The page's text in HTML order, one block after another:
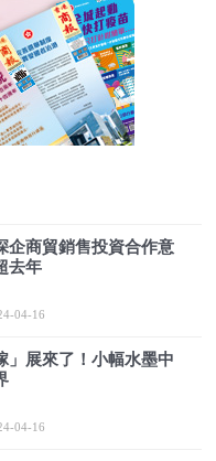
企商貿銷售投資合作意
去年
04-16
」展來了！小幅水墨中
04-16